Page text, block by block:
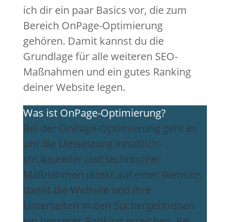
ich dir ein paar Basics vor, die zum
Bereich OnPage-Optimierung
gehören. Damit kannst du die
Grundlage für alle weiteren SEO-
Maßnahmen und ein gutes Ranking
deiner Website legen.
Was ist OnPage-Optimierung?
Bei der OnPage-Optimierung geht es
um die Umsetzung inhaltlich-
struktureller und technischer
Maßnahmen direkt auf einer Website,
damit die Website und ihre
Unterseiten in den Suchergebnissen